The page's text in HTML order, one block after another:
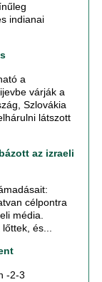
indianai
a
várják a
Szlovákia
látszott
az izraeli
célpontra
média.
és...
-2-3